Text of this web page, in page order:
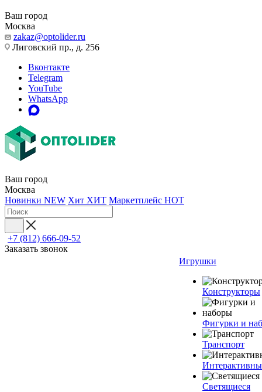
Ваш город
Москва
zakaz@optolider.ru
Лиговский пр., д. 256
Вконтакте
Telegram
YouTube
WhatsApp
Ваш город
Москва
Новинки NEW Хит ХИТ Маркетплейс HOT
+7 (812) 666-09-52
Заказать звонок
Игрушки
Конструкторы
Фигурки и
Транспорт
Светящиеся